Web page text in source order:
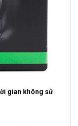
gian không sử